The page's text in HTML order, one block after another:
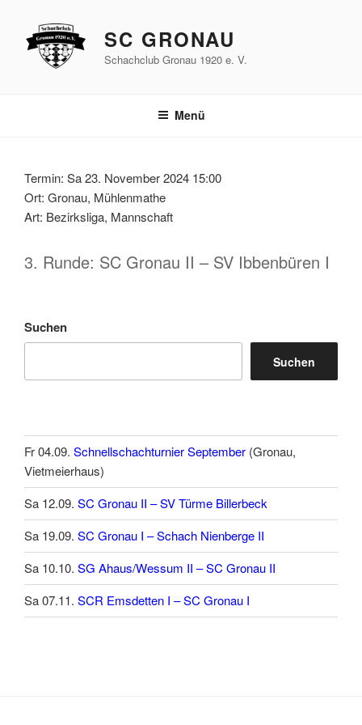
springen
SC GRONAU
Schachclub Gronau 1920 e. V.
Menü
Termin: Sa 23. November 2024 15:00
Ort: Gronau, Mühlenmathe
Art: Bezirksliga, Mannschaft
3. Runde: SC Gronau II – SV Ibbenbüren I
Suchen
Suchen
Fr 04.09. Schnellschachturnier September (Gronau,
Vietmeierhaus)
Sa 12.09. SC Gronau II – SV Türme Billerbeck
Sa 19.09. SC Gronau I – Schach Nienberge II
Sa 10.10. SG Ahaus/Wessum II – SC Gronau II
Sa 07.11. SCR Emsdetten I – SC Gronau I